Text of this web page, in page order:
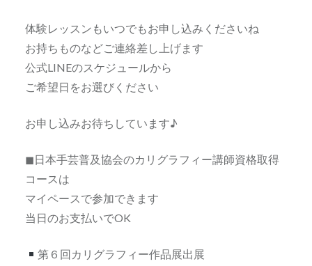
体験レッスンもいつでもお申し込みくださいね
お持ちものなどご連絡差し上げます
公式LINEのスケジュールから
ご希望日をお選びください
お申し込みお待ちしています♪
◼日本手芸普及協会のカリグラフィー講師資格取得
コースは
マイペースで参加できます
当日のお支払いでOK
第６回カリグラフィー作品展出展